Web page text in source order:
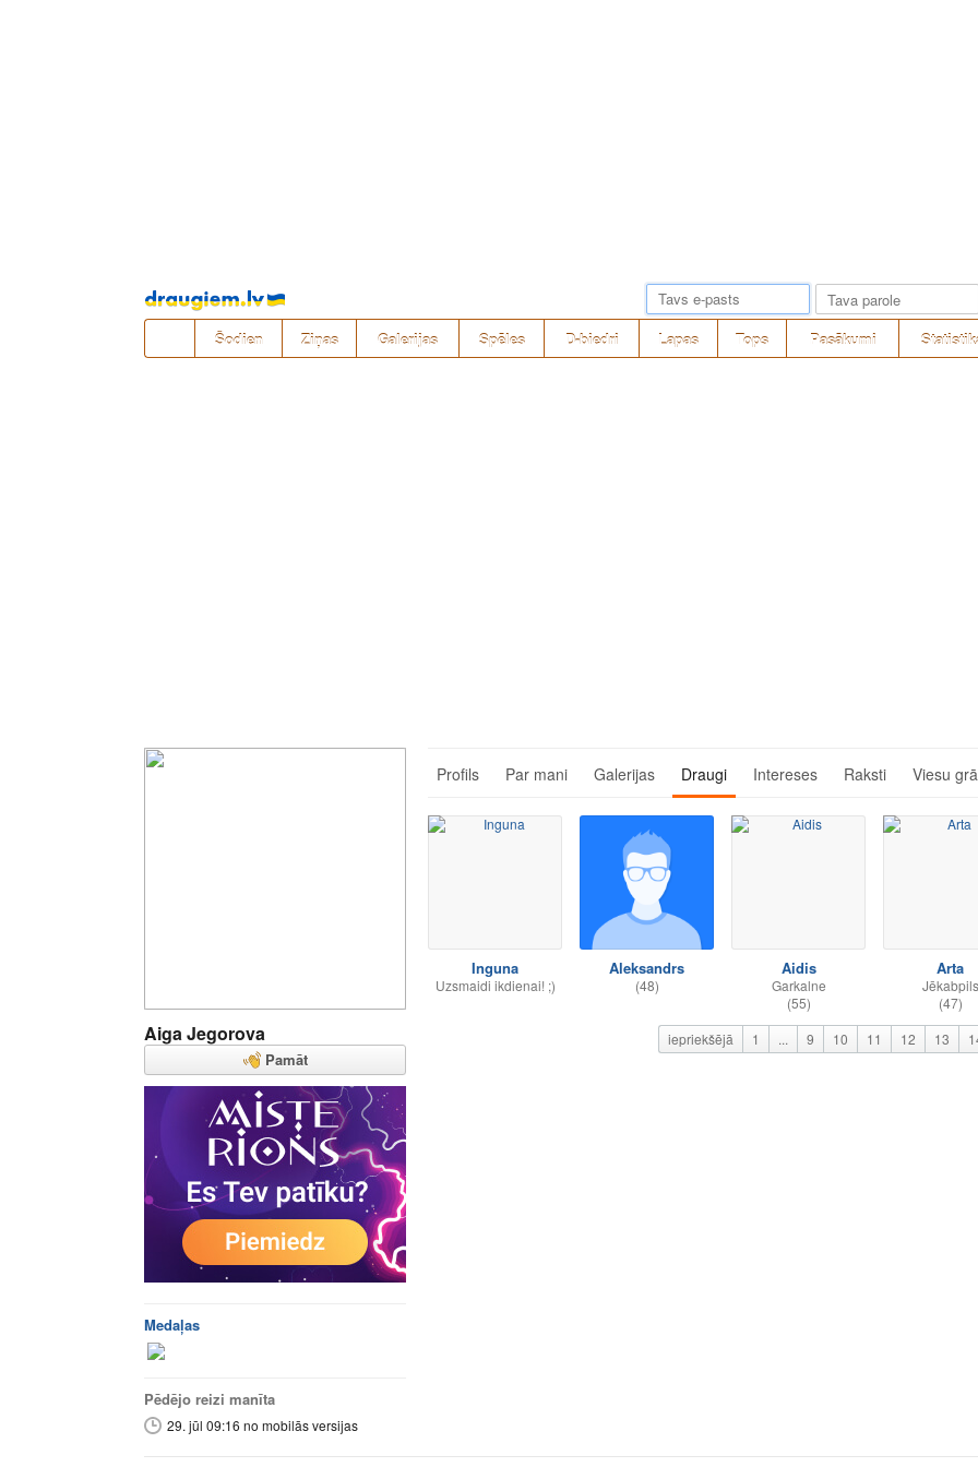
Pāriet
uz
saturu
Šodien Ziņas Galerijas Spēles D-biedri Lapas Tops Pasākumi
Aiga Jegorova
Pamāt
Medaļas
Pēdējo reizi manīta
29. jūl 09:16 no mobilās versijas
Profils Par mani Galerijas Draugi Intereses Raksti Viesu
Inguna
Uzsmaidi ikdienai! ;)
Aleksandrs
(48)
Aidis
Garkalne
(55)
Arta
Jēkabpils
(47)
iepriekšējā
1 ... 9 10 11 12 13